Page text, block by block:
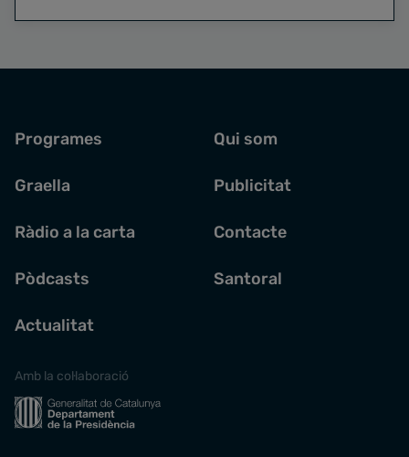
Programes
Graella
Ràdio a la carta
Pòdcasts
Actualitat
Qui som
Publicitat
Contacte
Santoral
Amb la col·laboració